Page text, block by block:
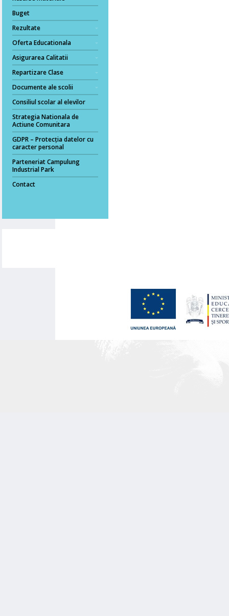
Buget
Rezultate
Oferta Educationala
Asigurarea Calitatii
Repartizare Clase
Documente ale scolii
Consiliul scolar al elevilor
Strategia Nationala de
Actiune Comunitara
GDPR – Protecția datelor cu
caracter personal
Parteneriat Campulung
Industrial Park
Contact